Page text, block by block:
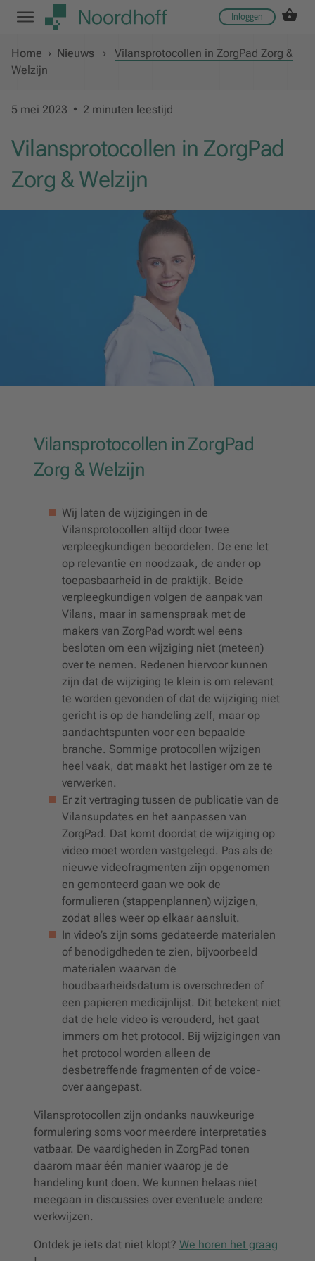
Inloggen
Home › Nieuws ›
Vilansprotocollen in ZorgPad Zorg &
Welzijn
5 mei 2023 2 minuten leestijd
Vilansprotocollen in ZorgPad
Zorg & Welzijn
Vilansprotocollen in ZorgPad
Zorg & Welzijn
Wij laten de wijzigingen in de
Vilansprotocollen altijd door twee
verpleegkundigen beoordelen. De ene let
op relevantie en noodzaak, de ander op
toepasbaarheid in de praktijk. Beide
verpleegkundigen volgen de aanpak van
Vilans, maar in samenspraak met de
makers van ZorgPad wordt wel eens
besloten om een wijziging niet (meteen)
over te nemen. Redenen hiervoor kunnen
zijn dat de wijziging te klein is om relevant
te worden gevonden of dat de wijziging niet
gericht is op de handeling zelf, maar op
aandachtspunten voor een bepaalde
branche. Sommige protocollen wijzigen
heel vaak, dat maakt het lastiger om ze te
verwerken.
Er zit vertraging tussen de publicatie van de
Vilansupdates en het aanpassen van
ZorgPad. Dat komt doordat de wijziging op
video moet worden vastgelegd. Pas als de
nieuwe videofragmenten zijn opgenomen
en gemonteerd gaan we ook de
formulieren (stappenplannen) wijzigen,
zodat alles weer op elkaar aansluit.
In video’s zijn soms gedateerde materialen
of benodigdheden te zien, bijvoorbeeld
materialen waarvan de
houdbaarheidsdatum is overschreden of
een papieren medicijnlijst. Dit betekent niet
dat de hele video is verouderd, het gaat
immers om het protocol. Bij wijzigingen van
het protocol worden alleen de
desbetreffende fragmenten of de voice-
over aangepast.
Vilansprotocollen zijn ondanks nauwkeurige
formulering soms voor meerdere interpretaties
vatbaar. De vaardigheden in ZorgPad tonen
daarom maar één manier waarop je de
handeling kunt doen. We kunnen helaas niet
meegaan in discussies over eventuele andere
werkwijzen.
Ontdek je iets dat niet klopt? We horen het graag